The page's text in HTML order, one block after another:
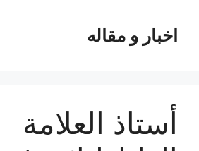
محتوااخبار و مقاله
أستاذ العلامة